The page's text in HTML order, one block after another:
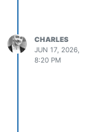
CHARLES
JUN 17, 2026,
8:20 PM